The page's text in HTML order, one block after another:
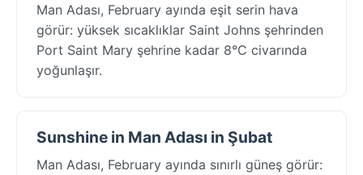
Man Adası, February ayında eşit serin hava
görür: yüksek sıcaklıklar Saint Johns şehrinden
Port Saint Mary şehrine kadar 8°C civarında
yoğunlaşır.
Sunshine in Man Adası in Şubat
Man Adası, February ayında sınırlı güneş görür: